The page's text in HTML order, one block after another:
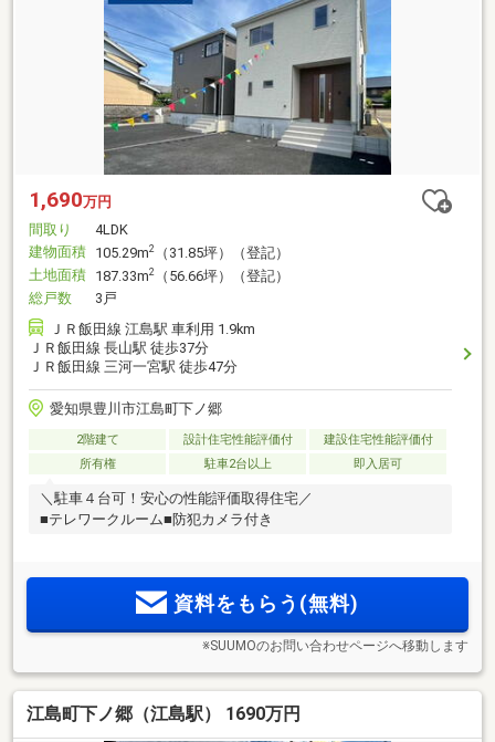
1,690万円
間取り
4LDK
建物面積 105.29m2
（31.85坪）（登記）
土地面積 187.33m2
（56.66坪）（登記）
総戸数
3戸
ＪＲ飯田線 江島駅 車利用 1.9km
ＪＲ飯田線 長山駅 徒歩37分
ＪＲ飯田線 三河一宮駅 徒歩47分
愛知県豊川市江島町下ノ郷
2階建て 設計住宅性能評価付
建設住宅性能評価付
所有権
駐車2台以上 即入居可
＼駐車４台可！安心の性能評価取得住宅／
■テレワークルーム■防犯カメラ付き
資料をもらう(無料)
※SUUMOのお問い合わせページへ移動します
江島町下ノ郷（江島駅） 1690万円